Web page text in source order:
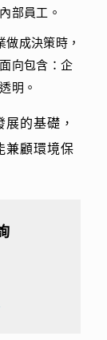
部員工。
做成決策時，
向包含：企
明。
的基礎，
兼顧環境保